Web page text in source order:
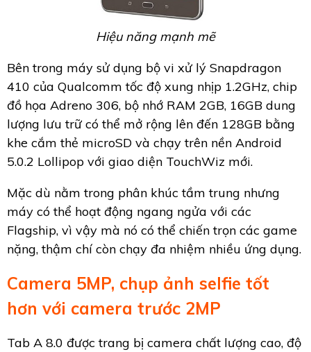
Hiệu năng mạnh mẽ
Bên trong máy sử dụng bộ vi xử lý Snapdragon
410 của Qualcomm tốc độ xung nhịp 1.2GHz, chip
đồ họa Adreno 306, bộ nhớ RAM 2GB, 16GB dung
lượng lưu trữ có thể mở rộng lên đến 128GB bằng
khe cắm thẻ microSD và chạy trên nền Android
5.0.2 Lollipop với giao diện TouchWiz mới.
Mặc dù nằm trong phân khúc tầm trung nhưng
máy có thể hoạt động ngang ngửa với các
Flagship, vì vậy mà nó có thể chiến trọn các game
nặng, thậm chí còn chạy đa nhiệm nhiều ứng dụng.
Camera 5MP, chụp ảnh selfie tốt
hơn với camera trước 2MP
Tab A 8.0 được trang bị camera chất lượng cao, độ